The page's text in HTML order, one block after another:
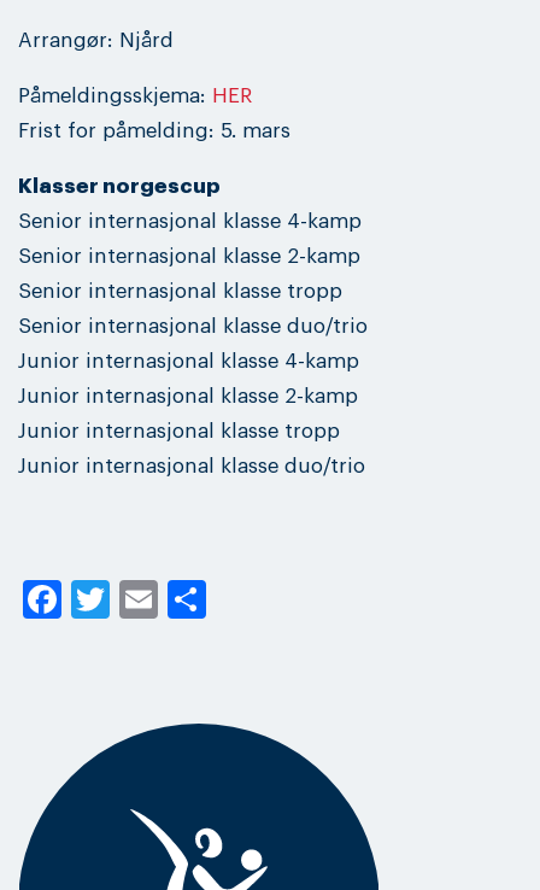
Arrangør: Njård
Påmeldingsskjema: HER
Frist for påmelding: 5. mars
Klasser norgescup
Senior internasjonal klasse 4-kamp
Senior internasjonal klasse 2-kamp
Senior internasjonal klasse tropp
Senior internasjonal klasse duo/trio
Junior internasjonal klasse 4-kamp
Junior internasjonal klasse 2-kamp
Junior internasjonal klasse tropp
Junior internasjonal klasse duo/trio
Facebook
Twitter
Email